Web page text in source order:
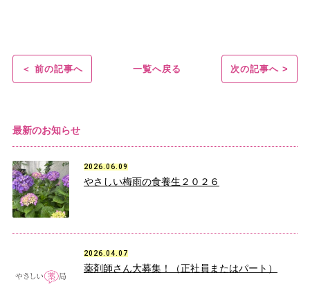
前の記事へ 次の記事へ
一覧へ戻る
最新のお知らせ
2026.06.09
やさしい梅雨の食養生２０２６
2026.04.07
薬剤師さん大募集！（正社員またはパート）